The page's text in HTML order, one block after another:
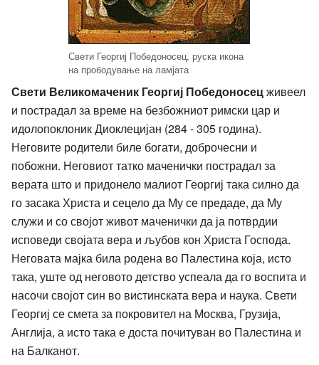
Свети Георгиј Победоносец, руска икона
на прободување на ламјата
Свети Великомаченик Георгиј Победоносецживеел
и пострадал за време на безбожниот римски цар и
идолопоклоник Диоклецијан (284 - 305 година).
Неговите родители биле богати, доброчесни и
побожни. Неговиот татко маченички пострадал за
верата што и придонело малиот Георгиј така силно да
го засака Христа и сецело да Му се предаде, да Му
служи и со својот живот маченички да ја потврдии
исповеди својата вера и љубов кон Христа Господа.
Неговата мајка била родена во Палестина која, исто
така, уште од неговото детство успеала да го воспита и
насочи својот син во вистинската вера и наука. Свети
Георгиј се смета за покровител на Москва, Грузија,
Англија, а исто така е доста почитуван во Палестина и
на Балканот.